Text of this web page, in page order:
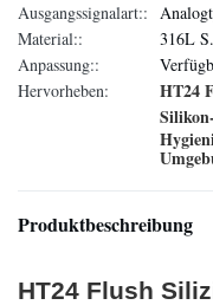
Ausgangssignalart::
Material::
316L
Anpassung::
Hervorheben:
HT24
Produktbeschreibung
HT24 Flush